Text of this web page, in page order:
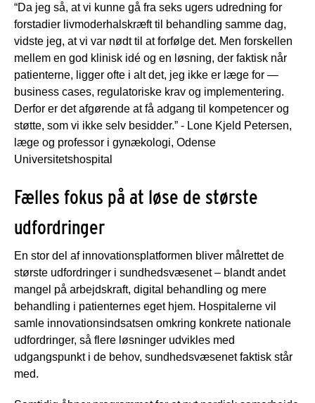
“Da jeg så, at vi kunne gå fra seks ugers udredning for
forstadier livmoderhalskræft til behandling samme dag,
vidste jeg, at vi var nødt til at forfølge det. Men forskellen
mellem en god klinisk idé og en løsning, der faktisk når
patienterne, ligger ofte i alt det, jeg ikke er læge for —
business cases, regulatoriske krav og implementering.
Derfor er det afgørende at få adgang til kompetencer og
støtte, som vi ikke selv besidder.” - Lone Kjeld Petersen,
læge og professor i gynækologi, Odense
Universitetshospital
Fælles fokus på at løse de største
udfordringer
En stor del af innovationsplatformen bliver målrettet de
største udfordringer i sundhedsvæsenet – blandt andet
mangel på arbejdskraft, digital behandling og mere
behandling i patienternes eget hjem. Hospitalerne vil
samle innovationsindsatsen omkring konkrete nationale
udfordringer, så flere løsninger udvikles med
udgangspunkt i de behov, sundhedsvæsenet faktisk står
med.